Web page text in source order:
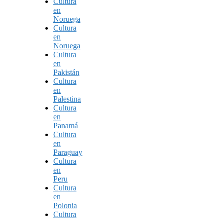
en
Noruega
Cultura
en
Noruega
Cultura
en
Pakistán
Cultura
en
Palestina
Cultura
en
Panamá
Cultura
en
Paraguay
Cultura
en
Peru
Cultura
en
Polonia
Cultura